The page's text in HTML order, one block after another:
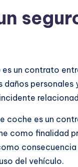
es un contrato
daños
coche es un
como finalidad
del vehículo.